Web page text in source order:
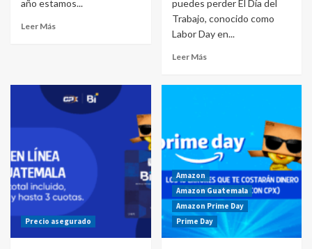
año estamos...
Leer Más
puedes perder El Día del
Trabajo, conocido como
Labor Day en...
Leer Más
Precio asegurado
Amazon
Amazon Guatemala
Amazon Prime Day
Prime Day